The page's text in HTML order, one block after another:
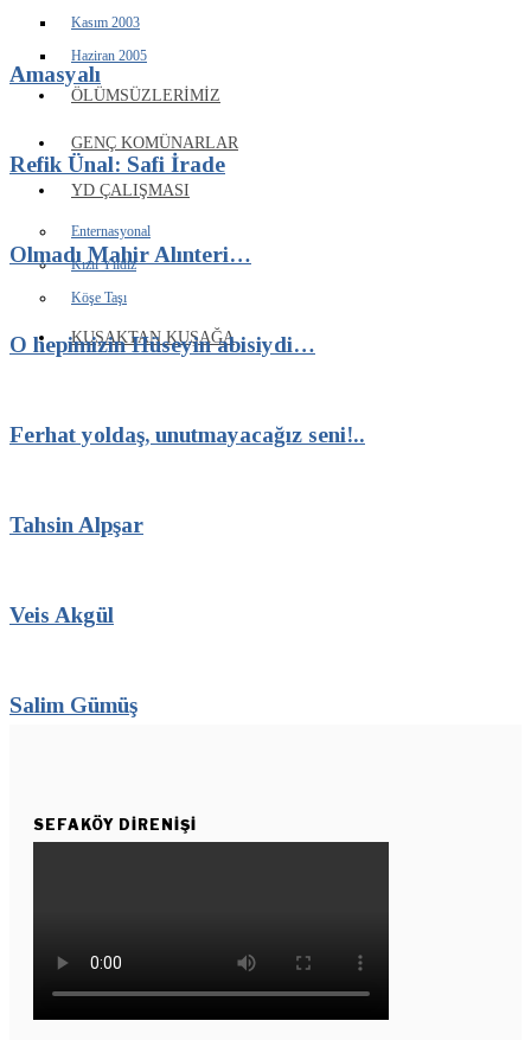
Kasım 2003
Haziran 2005
ÖLÜMSÜZLERIMIZ
GENÇ KOMÜNARLAR
YD ÇALIŞMASI
Enternasyonal
Kızıl Yıldız
Köşe Taşı
KUŞAKTAN KUŞAĞA
Amasyalı
Refik Ünal: Safi İrade
Olmadı Mahir Alınteri…
O hepimizin Hüseyin abisiydi…
Ferhat yoldaş, unutmayacağız seni!..
Tahsin Alpşar
Veis Akgül
Salim Gümüş
SEFAKÖY DIRENIŞI